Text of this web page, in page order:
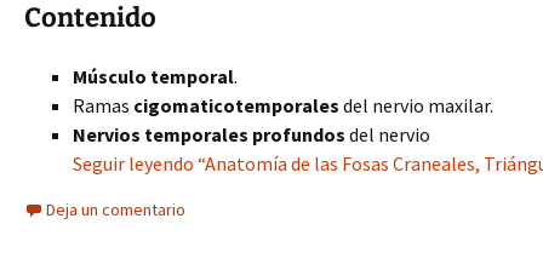
Contenido
Músculo temporal.
Ramas cigomaticotemporales del nervio maxilar.
Nervios temporales profundos del nervio
Seguir leyendo “Anatomía de las Fosas Craneales,
Deja un comentario